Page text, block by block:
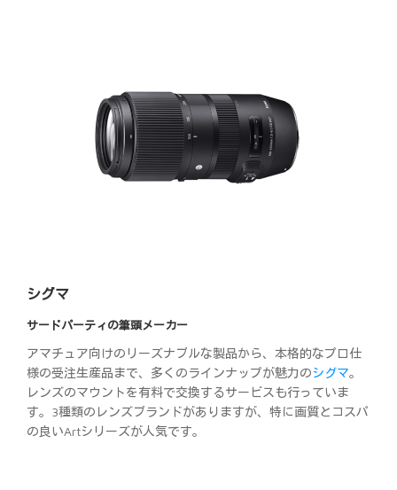
シグマ
サードパーティの筆頭メーカー
アマチュア向けのリーズナブルな製品から、本格的なプロ仕
様の受注生産品まで、多くのラインナップが魅力のシグマ。
レンズのマウントを有料で交換するサービスも行っていま
す。3種類のレンズブランドがありますが、特に画質とコスパ
の良いArtシリーズが人気です。